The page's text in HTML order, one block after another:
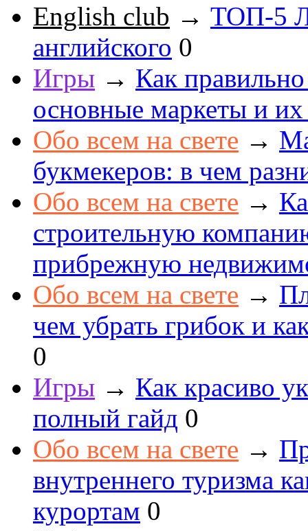
English club → ТОП-5
английского 0
Игры → Как
основные маркеты и
Обо всем на свете →
букмекеров: в чем
Обо всем на свете →
строительную
прибрежную
Обо всем на свете →
чем убрать грибок и
0
Игры → Как красиво
полный гайд 0
Обо всем на свете →
внутреннего туризма
курортам 0